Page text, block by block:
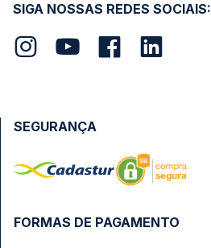
SIGA NOSSAS REDES SOCIAIS:
FORMAS DE PAGAMENTO
SEGURANÇA